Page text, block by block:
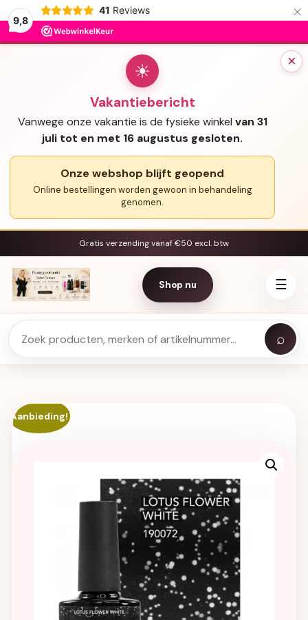
9,8
41 Reviews ×
×
☀
Vakantiebericht
Vanwege onze vakantie is de fysieke winkel van 31
juli tot en met 16 augustus gesloten.
Onze webshop blijft geopend
Online bestellingen worden gewoon in behandeling
genomen.
Gratis verzending vanaf €50 excl. btw
Shop nu ☰
⌕
Aanbieding!